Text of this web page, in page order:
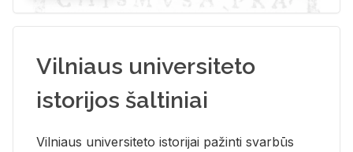
Vilniaus universiteto
istorijos šaltiniai
Vil­niaus uni­ver­si­te­to is­to­ri­jai pa­žin­ti svar­būs